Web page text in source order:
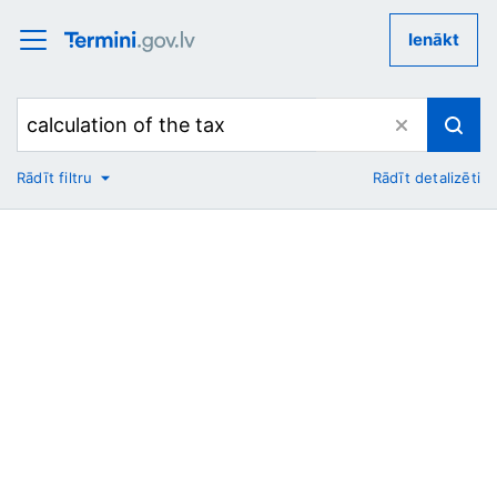
Ienākt
No
Rādīt filtru Rādīt detalizēti